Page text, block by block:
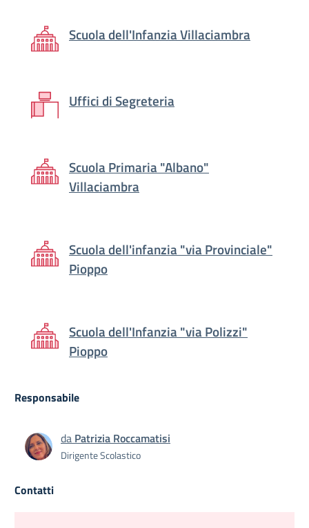
Scuola dell'Infanzia Villaciambra
Uffici di Segreteria
Scuola Primaria "Albano"
Villaciambra
Scuola dell'infanzia "via Provinciale"
Pioppo
Scuola dell'Infanzia "via Polizzi"
Pioppo
Responsabile
da Patrizia Roccamatisi
Dirigente Scolastico
Contatti